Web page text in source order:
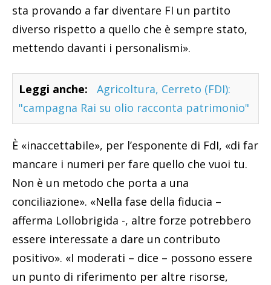
sta provando a far diventare FI un partito
diverso rispetto a quello che è sempre stato,
mettendo davanti i personalismi».
Leggi anche:
Agricoltura, Cerreto (FDI):
"campagna Rai su olio racconta patrimonio"
È «inaccettabile», per l’esponente di FdI, «di far
mancare i numeri per fare quello che vuoi tu.
Non è un metodo che porta a una
conciliazione». «Nella fase della fiducia –
afferma Lollobrigida -, altre forze potrebbero
essere interessate a dare un contributo
positivo». «I moderati – dice – possono essere
un punto di riferimento per altre risorse,